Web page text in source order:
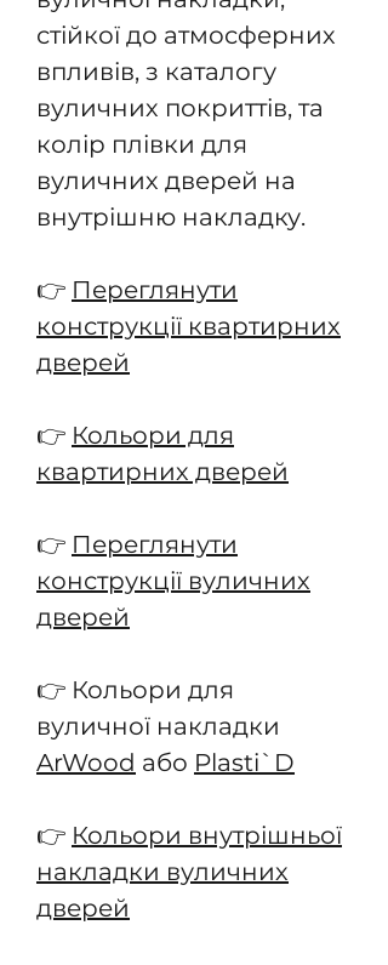
стійкої до атмосферних
впливів, з каталогу
вуличних покриттів, та
колір плівки для
вуличних дверей на
внутрішню накладку.
👉 Переглянути
конструкції квартирних
дверей
👉 Кольори для
квартирних дверей
👉 Переглянути
конструкції вуличних
дверей
👉 Кольори для
вуличної накладки
ArWood або Plasti`D
👉 Кольори внутрішньої
накладки вуличних
дверей